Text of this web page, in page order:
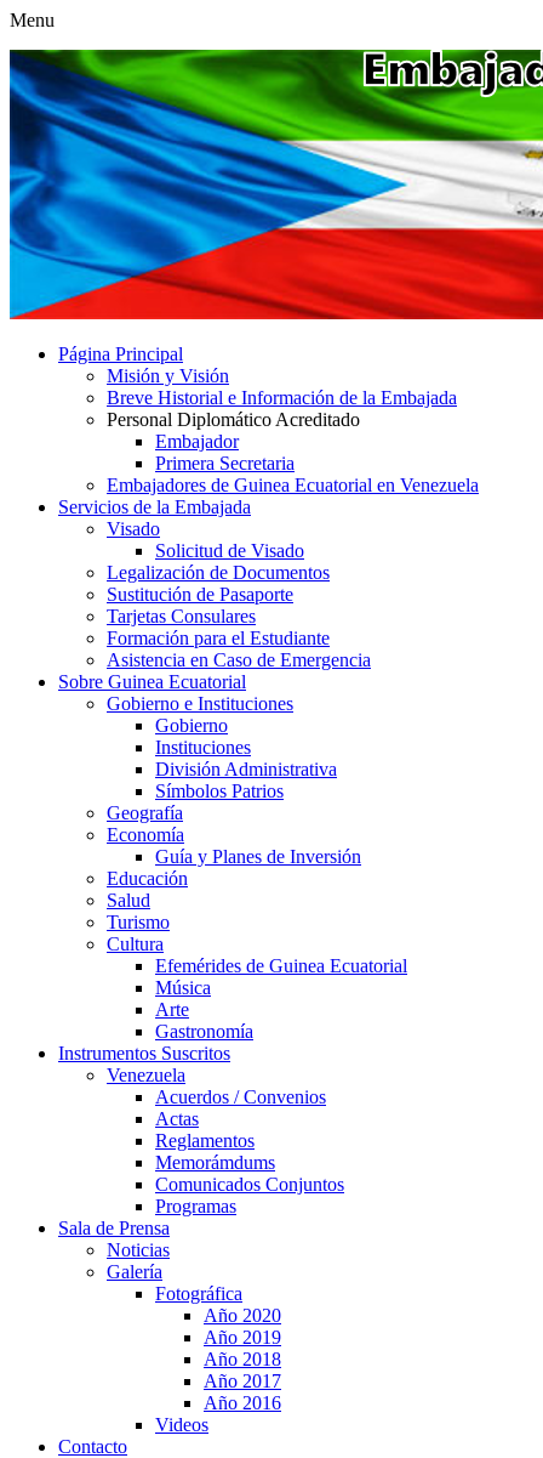
Menu
Página Principal
Misión y Visión
Breve Historial e Información de la Embajada
Personal Diplomático Acreditado
Embajador
Primera Secretaria
Embajadores de Guinea Ecuatorial en Venezuela
Servicios de la Embajada
Visado
Solicitud de Visado
Legalización de Documentos
Sustitución de Pasaporte
Tarjetas Consulares
Formación para el Estudiante
Asistencia en Caso de Emergencia
Sobre Guinea Ecuatorial
Gobierno e Instituciones
Gobierno
Instituciones
División Administrativa
Símbolos Patrios
Geografía
Economía
Guía y Planes de Inversión
Educación
Salud
Turismo
Cultura
Efemérides de Guinea Ecuatorial
Música
Arte
Gastronomía
Instrumentos Suscritos
Venezuela
Acuerdos / Convenios
Actas
Reglamentos
Memorámdums
Comunicados Conjuntos
Programas
Sala de Prensa
Noticias
Galería
Fotográfica
Año 2020
Año 2019
Año 2018
Año 2017
Año 2016
Videos
Contacto